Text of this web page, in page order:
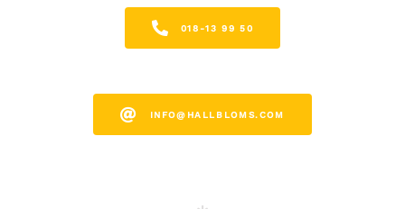
018-13 99 50
INFO@HALLBLOMS.COM